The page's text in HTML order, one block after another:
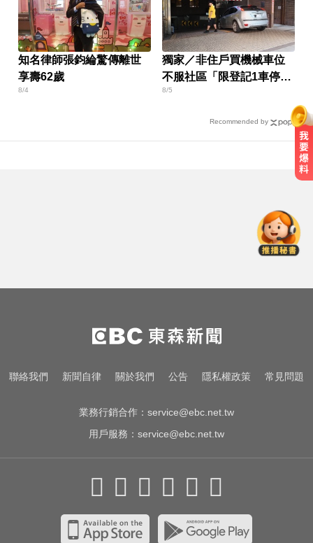
知名律師張鈞綸驚傳離世
享壽62歲
8/4
獨家／非住戶買機械車位
不服社區「限登記1車停」
報警
8/5
Recommended by
吐「真實原因」陳漢典壓力爆棚
高雄夜班保全滑撞護欄 車停路邊
「折腰倒副駕」亡！
正妹里長參選人遭貼身合照！網怒
聯絡我們 新聞自律 關於我們 公告 隱私權政策 常見問題
業務行銷合作： service@ebc.net.tw
用戶服務： service@ebc.net.tw